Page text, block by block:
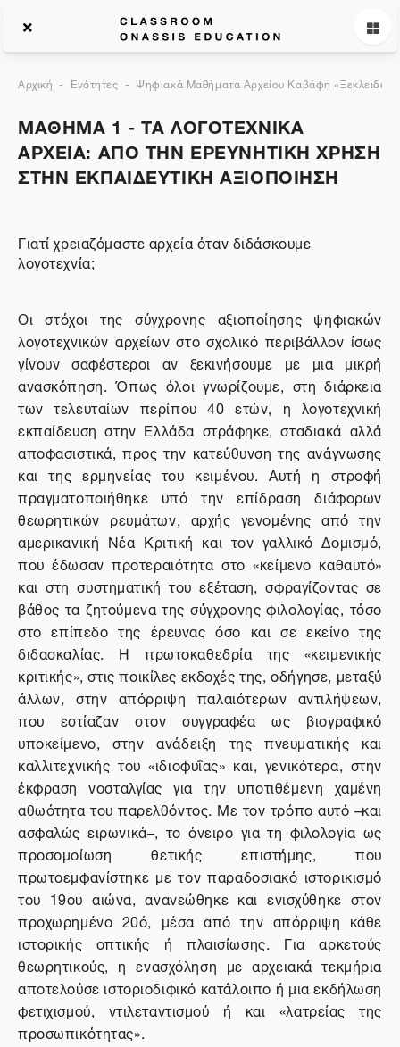
Αρχική Ενότητες Ψηφιακά Μαθήματα Αρχείου Καβάφη
ΜΑΘΗΜΑ 1 - ΤΑ ΛΟΓΟΤΕΧΝΙΚΑ
ΑΡΧΕΙΑ: ΑΠΟ ΤΗΝ ΕΡΕΥΝΗΤΙΚΗ ΧΡΗΣΗ
ΣΤΗΝ ΕΚΠΑΙΔΕΥΤΙΚΗ ΑΞΙΟΠΟΙΗΣΗ
Γιατί χρειαζόμαστε αρχεία όταν διδάσκουμε
λογοτεχνία;
Οι στόχοι της σύγχρονης αξιοποίησης ψηφιακών
λογοτεχνικών αρχείων στο σχολικό περιβάλλον ίσως
γίνουν σαφέστεροι αν ξεκινήσουμε με μια μικρή
ανασκόπηση. Όπως όλοι γνωρίζουμε, στη διάρκεια
των τελευταίων περίπου 40 ετών, η λογοτεχνική
εκπαίδευση στην Ελλάδα στράφηκε, σταδιακά αλλά
αποφασιστικά, προς την κατεύθυνση της ανάγνωσης
και της ερμηνείας του κειμένου. Αυτή η στροφή
πραγματοποιήθηκε υπό την επίδραση διάφορων
θεωρητικών ρευμάτων, αρχής γενομένης από την
αμερικανική Νέα Κριτική και τον γαλλικό Δομισμό,
που έδωσαν προτεραιότητα στο «κείμενο καθαυτό»
και στη συστηματική του εξέταση, σφραγίζοντας σε
βάθος τα ζητούμενα της σύγχρονης φιλολογίας, τόσο
στο επίπεδο της έρευνας όσο και σε εκείνο της
διδασκαλίας. Η πρωτοκαθεδρία της «κειμενικής
κριτικής», στις ποικίλες εκδοχές της, οδήγησε, μεταξύ
άλλων, στην απόρριψη παλαιότερων αντιλήψεων,
που εστίαζαν στον συγγραφέα ως βιογραφικό
υποκείμενο, στην ανάδειξη της πνευματικής και
καλλιτεχνικής του «ιδιοφυΐας» και, γενικότερα, στην
έκφραση νοσταλγίας για την υποτιθέμενη χαμένη
αθωότητα του παρελθόντος. Με τον τρόπο αυτό –και
ασφαλώς ειρωνικά–, το όνειρο για τη φιλολογία ως
προσομοίωση θετικής επιστήμης, που
πρωτοεμφανίστηκε με τον παραδοσιακό ιστορικισμό
του 19ου αιώνα, ανανεώθηκε και ενισχύθηκε στον
προχωρημένο 20ό, μέσα από την απόρριψη κάθε
ιστορικής οπτικής ή πλαισίωσης. Για αρκετούς
θεωρητικούς, η ενασχόληση με αρχειακά τεκμήρια
αποτελούσε ιστοριοδιφικό κατάλοιπο ή μια εκδήλωση
φετιχισμού, ντιλεταντισμού ή και «λατρείας της
προσωπικότητας».